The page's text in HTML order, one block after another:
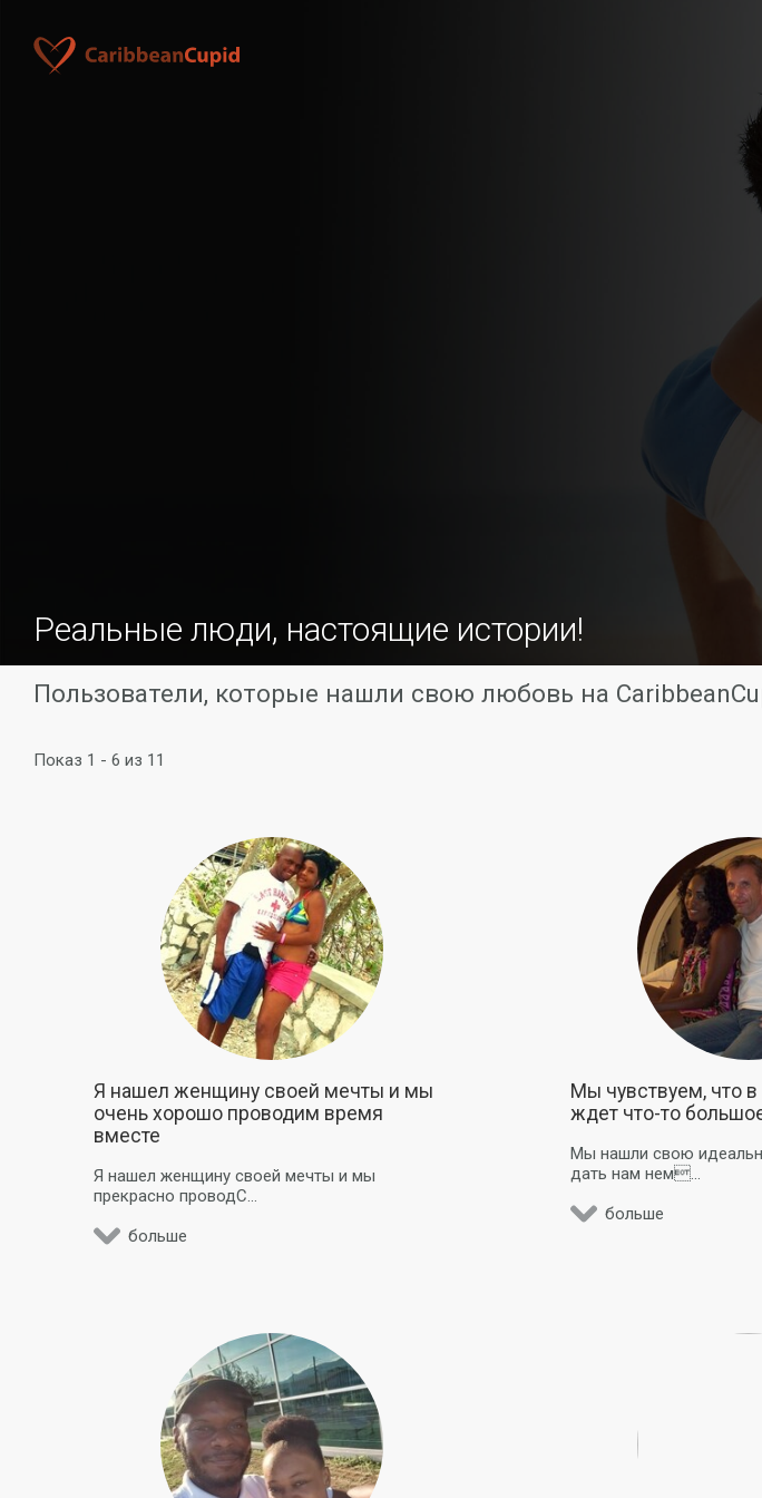
Реальные люди, настоящие истории!
Пользователи, которые нашли свою любовь на
Показ 1 - 6 из 11
Я нашел женщину своей мечты и мы
очень хорошо проводим время
вместе
Я нашел женщину своей мечты и мы
прекрасно проводC...
больше
Мы чувствуем, что
ждет что-то
Мы нашли свою
дать нам нем...
больше